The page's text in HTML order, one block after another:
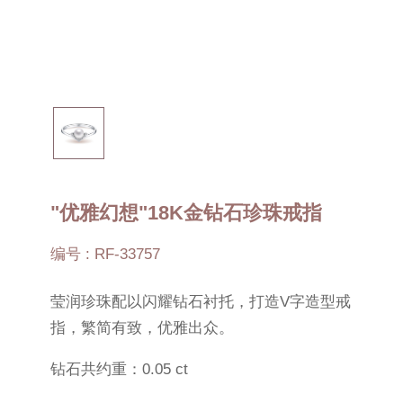
"优雅幻想"18K金钻石珍珠戒指
编号 : RF-33757
莹润珍珠配以闪耀钻石衬托，打造V字造型戒
指，繁简有致，优雅出众。
钻石共约重：0.05 ct